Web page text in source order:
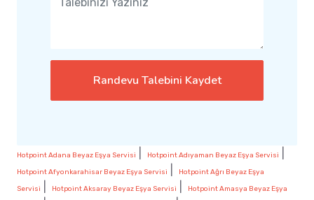
Randevu Talebini Kaydet
Hotpoint Adana Beyaz Eşya Servisi Hotpoint Adıyaman Beyaz Eşya Servisi
Hotpoint Afyonkarahisar Beyaz Eşya Servisi
Hotpoint Ağrı Beyaz Eşya
Servisi
Hotpoint Aksaray Beyaz Eşya Servisi
Hotpoint Amasya Beyaz Eşya